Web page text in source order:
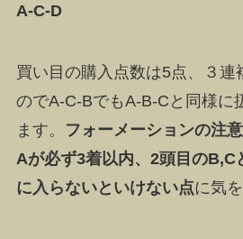
A-C-D
買い目の購入点数は5点、３連
のでA-C-BでもA-B-Cと同様に
ます。
フォーメーションの注
Aが必ず3着以内、2頭目のB,C
に入らないといけない点に気